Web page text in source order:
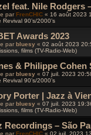
feat. Nile Rodgers
parFrenCHIC « 16 août 2023
Revival 90’s/2000’s
Awards 2023
par bluesy « 02 août 2023
films (TV-Radio-Web)
& Philippe Cohen
parbluesy « 07 juil. 2023
Revival 90’s/2000’s
Porter | Jazz à
par bluesy « 07 juil. 2023
films (TV-Radio-Web)
Recordings – São
parFrenCHIC « 02 juil. 2023